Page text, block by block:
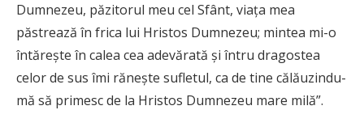
Dumnezeu, păzitorul meu cel Sfânt, viața mea
păstrează în frica lui Hristos Dumnezeu; mintea mi-o
întărește în calea cea adevărată și întru dragostea
celor de sus îmi rănește sufletul, ca de tine călăuzindu-
mă să primesc de la Hristos Dumnezeu mare milă”.